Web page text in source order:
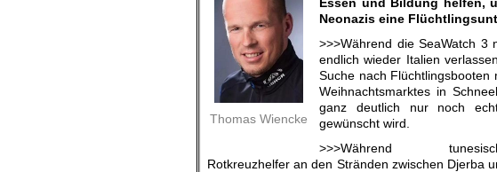
Thomas Wiencke
Neonazis eine
>>>Während die SeaWatch 3
endlich wieder Italien
Suche nach
Weihnachtsmarktes in
ganz deutlich nur noch
gewünscht wird.
>>>Während
Rotkreuzhelfer an den Stränden zwischen Djerba